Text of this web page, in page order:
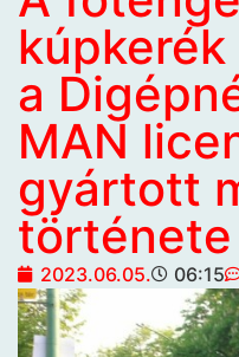
a
MAN
gyártott
története
2023.06.05. 06:15